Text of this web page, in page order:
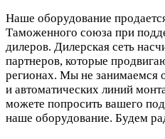
Наше оборудование
Таможенного союза при
дилеров. Дилерская сеть
партнеров, которые
регионах. Мы не занимаемся
и автоматических линий
можете попросить вашего
наше оборудование. Будем